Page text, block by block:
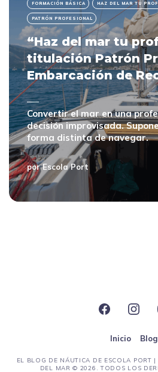
FORMACIÓN BÁSICA HAZ DEL MAR TU
PATRÓN PROFESIONAL
“Haz del mar tu
titulación Patrón
Embarcación de
Convertir el mar en una
decisión improvisada.
forma distinta de navegar.
porEscola Port
Inicio Blog
EL BLOG DE NÁUTICA DE ESCOLA PORT
DEL MAR © 2026. TODOS LOS